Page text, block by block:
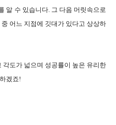
알 수 있습니다. 그 다음 머릿속으로
어느 지점에 깃대가 있다고 상상하
도가 넓으며 성공률이 높은 유리한
겠죠!